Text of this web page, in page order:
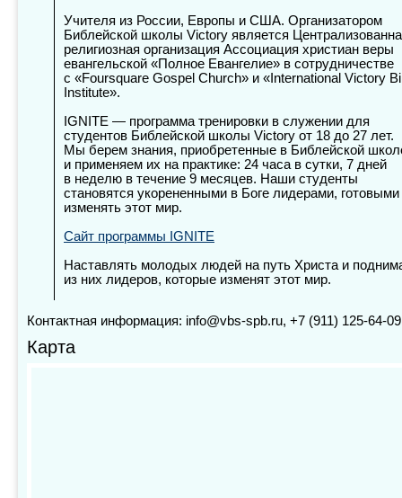
Учителя из России, Европы и США. Организатором
Библейской школы Victory является
религиозная организация Ассоциация христиан веры
евангельской «Полное Евангелие» в сотрудничестве
с «Foursquare Gospel Church» и «International Victory
Institute».
IGNITE — программа тренировки в служении для
студентов Библейской школы Victory от 18 до 27 лет.
Мы берем знания, приобретенные в Библейской
и применяем их на практике: 24 часа в сутки, 7 дней
в неделю в течение 9 месяцев. Наши студенты
становятся укорененными в Боге лидерами, готовыми
изменять этот мир.
Сайт программы IGNITE
Наставлять молодых людей на путь Христа и
из них лидеров, которые изменят этот мир.
Контактная информация: info@vbs-spb.ru, +7 (911) 125-64-09
Карта